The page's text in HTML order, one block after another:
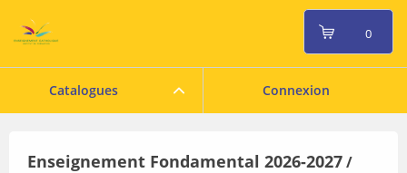
Catalogues Connexion
0
Enseignement Fondamental 2026-2027/